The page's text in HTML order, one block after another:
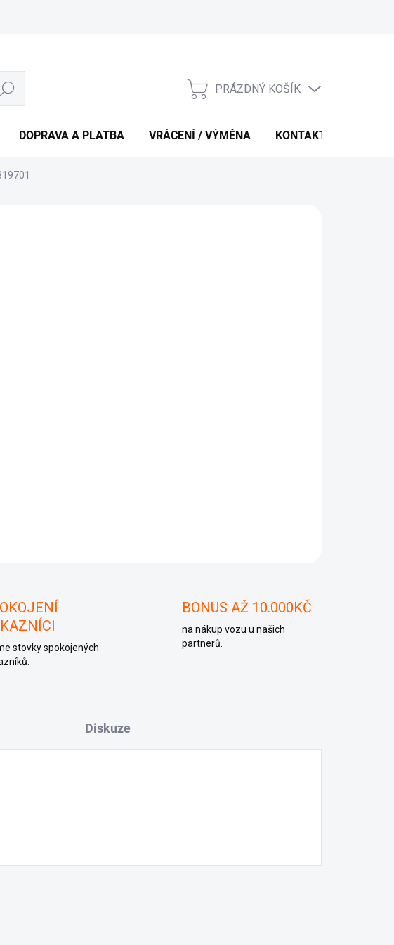
NÁKUPNÍ
PRÁZDNÝ KOŠÍK
DOPRAVA A PLATBA VRÁCENÍ / VÝMĚNA KONTAKTY
stovky spokojených
BONUS AŽ 10.000KČ
na nákup vozu u našich
partnerů.
Diskuze